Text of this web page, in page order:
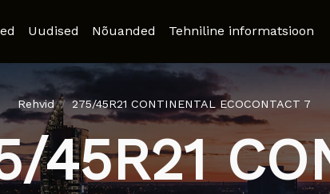
Uudised Nõuanded Tehniline informatsioon
Rehvid 275/45R21 CONTINENTAL ECOCONTACT 7
45R21